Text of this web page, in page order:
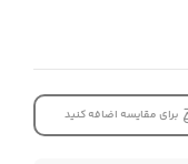
برای مقایسه اضافه کنید